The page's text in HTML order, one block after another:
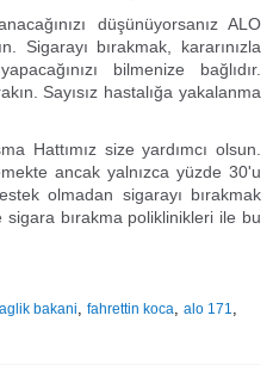
düşünüyorsanız ALO
Sigarayı bırakmak, kararınızla
bilmenize bağlıdır.
Sayısız hastalığa yakalanma
Hattımız size yardımcı olsun.
ancak yalnızca yüzde 30'u
olmadan sigarayı bırakmak
sigara bırakma poliklinikleri ile bu
bakani,fahrettin koca,alo 171,